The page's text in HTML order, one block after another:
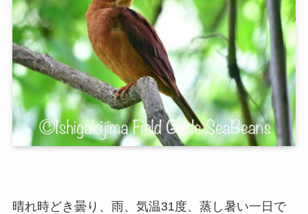
晴れ時どき曇り、雨、気温31度、蒸し暑い一日で